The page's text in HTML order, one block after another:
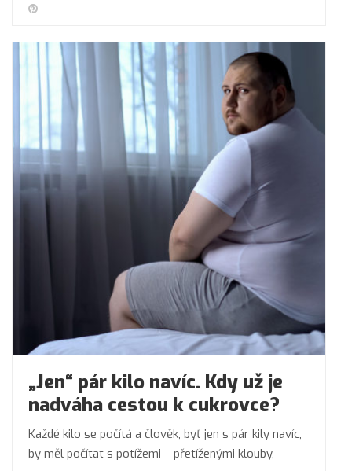
„Jen“ pár kilo navíc. Kdy už je
nadváha cestou k cukrovce?
Každé kilo se počítá a člověk, byť jen s pár kily navíc,
by měl počítat s potížemi – přetíženými klouby,